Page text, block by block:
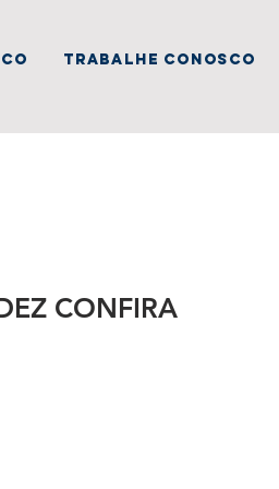
trabalhe conosco
CONFIRA